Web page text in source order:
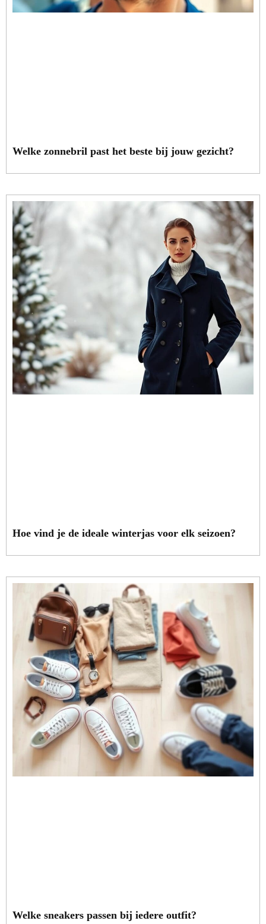
Welke zonnebril past het beste bij jouw gezicht?
Hoe vind je de ideale winterjas voor elk seizoen?
Welke sneakers passen bij iedere outfit?